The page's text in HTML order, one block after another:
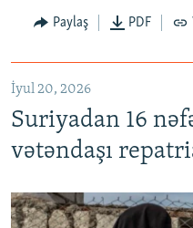
Auto
Paylaş PDF
İyul 20, 2026
Suriyadan 16
vətəndaşı